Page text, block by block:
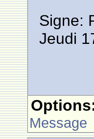
Signe:
Jeudi
Message